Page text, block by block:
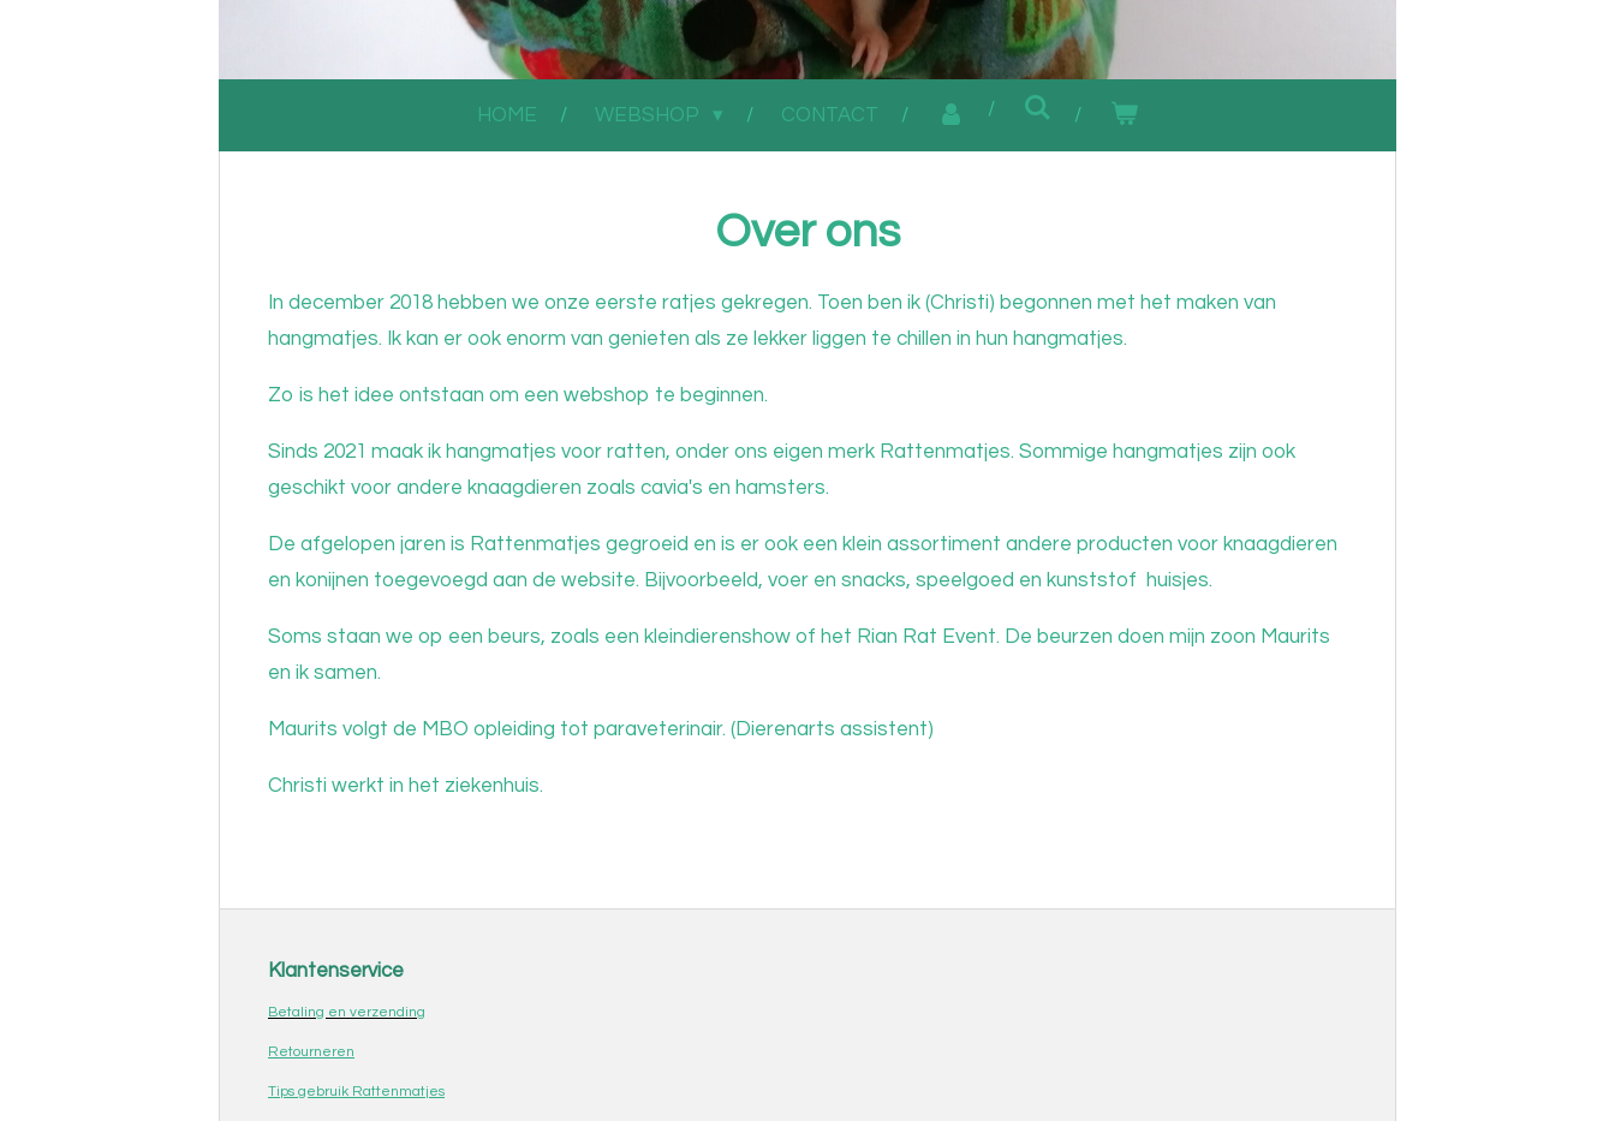
HOME WEBSHOP CONTACT
Over ons
In december 2018 hebben we onze eerste ratjes gekregen. Toen ben ik (Christi) begonnen met het maken van
hangmatjes. Ik kan er ook enorm van genieten als ze lekker liggen te chillen in hun hangmatjes.
Zo is het idee ontstaan om een webshop te beginnen.
Sinds 2021 maak ik hangmatjes voor ratten, onder ons eigen merk Rattenmatjes. Sommige hangmatjes zijn ook
geschikt voor andere knaagdieren zoals cavia's en hamsters.
De afgelopen jaren is Rattenmatjes gegroeid en is er ook een klein assortiment andere producten voor knaagdieren
en konijnen toegevoegd aan de website. Bijvoorbeeld, voer en snacks, speelgoed en kunststof huisjes.
Soms staan we op een beurs, zoals een kleindierenshow of het Rian Rat Event. De beurzen doen mijn zoon Maurits
en ik samen.
Maurits volgt de MBO opleiding tot paraveterinair. (Dierenarts assistent)
Christi werkt in het ziekenhuis.
Klantenservice
Betaling en verzending
Retourneren
Tips gebruik Rattenmatjes